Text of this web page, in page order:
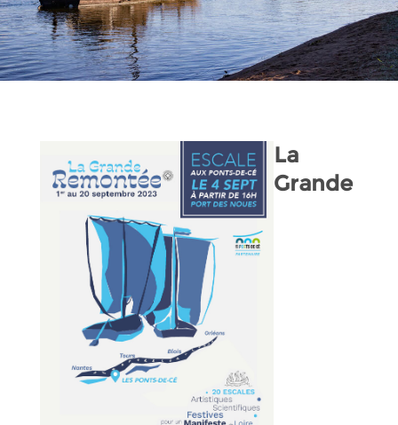
La
Grande